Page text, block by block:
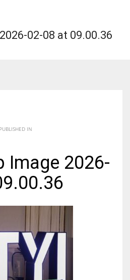
02-08 at 09.00.36
PUBLISHED IN
Image 2026-